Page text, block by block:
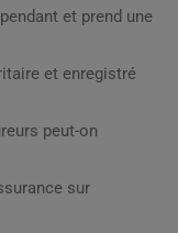
et prend une
et enregistré
peut-on
sur